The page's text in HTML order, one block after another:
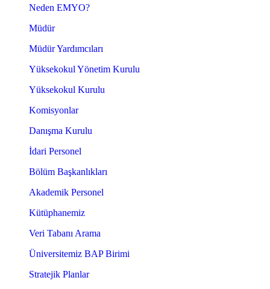
Neden EMYO?
Müdür
Müdür Yardımcıları
Yüksekokul Yönetim Kurulu
Yüksekokul Kurulu
Komisyonlar
Danışma Kurulu
İdari Personel
Bölüm Başkanlıkları
Akademik Personel
Kütüphanemiz
Veri Tabanı Arama
Üniversitemiz BAP Birimi
Stratejik Planlar